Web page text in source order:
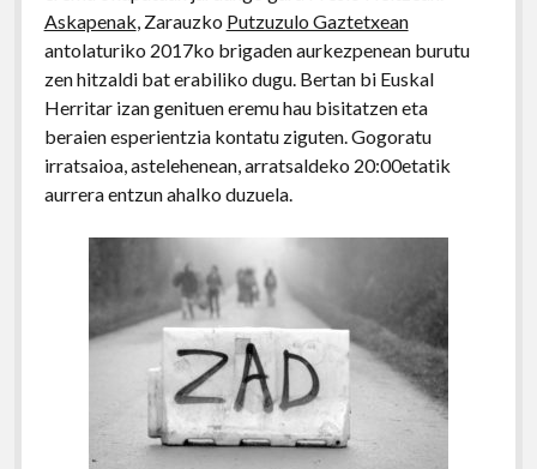
Askapenak, Zarauzko Putzuzulo Gaztetxean
antolaturiko 2017ko brigaden aurkezpenean burutu
zen hitzaldi bat erabiliko dugu. Bertan bi Euskal
Herritar izan genituen eremu hau bisitatzen eta
beraien esperientzia kontatu ziguten. Gogoratu
irratsaioa, astelehenean, arratsaldeko 20:00etatik
aurrera entzun ahalko duzuela.